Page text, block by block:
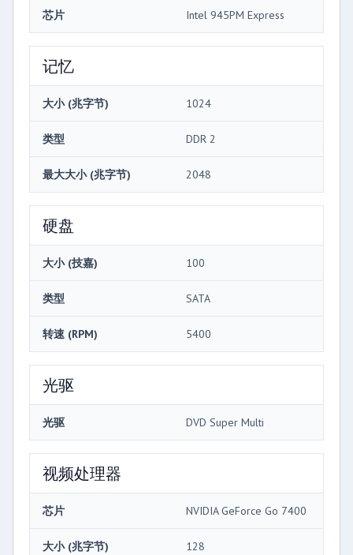
芯片 Intel 945PM Express
记忆
大小 (兆字节) 1024
类型 DDR 2
最大大小 (兆字节) 2048
硬盘
大小 (技嘉) 100
类型 SATA
转速 (RPM) 5400
光驱
光驱 DVD Super Multi
视频处理器
芯片 NVIDIA GeForce Go 7400
大小 (兆字节) 128